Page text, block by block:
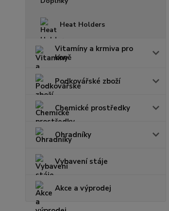
Heat Holders
Vitamíny a krmiva pro
koně
Podkovářské zboží
Chemické prostředky
Ohradníky
Vybavení stáje
Akce a výprodej